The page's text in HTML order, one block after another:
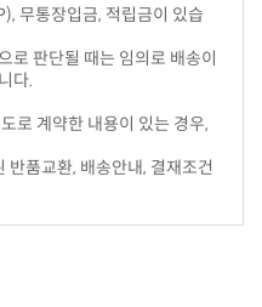
다.